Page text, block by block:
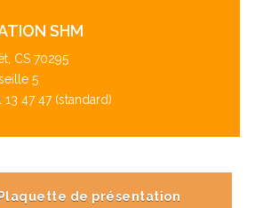
SHM
CS 70295
5
13 47 47 (standard)
Plaquette de présentation